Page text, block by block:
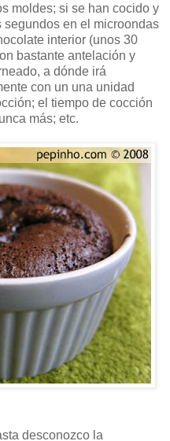
moldes; si se han cocido y
en el microondas
interior (unos 30
bastante antelación y
a dónde irá
con un una unidad
el tiempo de cocción
más; etc.
desconozco la